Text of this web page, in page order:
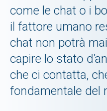
come le chat o i
il fattore umano
chat non potrà
capire lo stato
che ci contatta,
fondamentale del